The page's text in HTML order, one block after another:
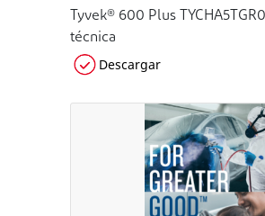
Tyvek® 600 Plus
técnica
Descargar